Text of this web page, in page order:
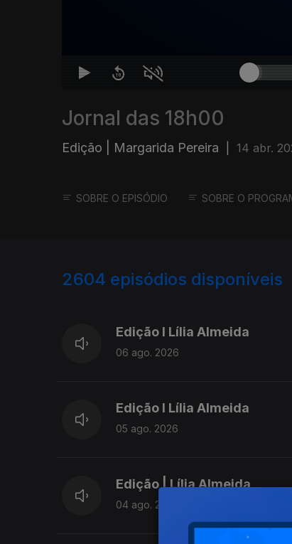
Jornal das 18h00
Edição | Margarida Pereira 14 abr.
SOBRE O EPISÓDIO SOBRE O
2604 episódios disponíveis
Edição I Lília Almeida
06 ago. 2026
Edição I Lília Almeida
05 ago. 2026
Edição | Lília Almeida
04 ago. 2026